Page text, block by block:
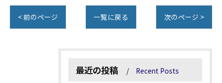
< 前のページ 一覧に戻る 次のページ >
最近の投稿 Recent Posts